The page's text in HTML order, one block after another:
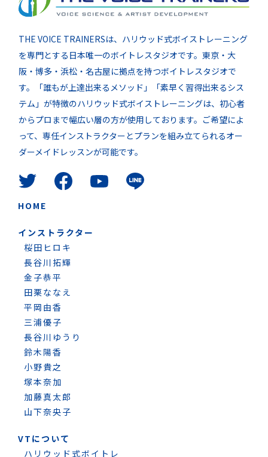
THE VOICE TRAINERSは、ハリウッド式ボイストレーニング
を専門とする日本唯一のボイトレスタジオです。東京・大
阪・博多・浜松・名古屋に拠点を持つボイトレスタジオで
す。「誰もが上達出来るメソッド」「素早く習得出来るシス
テム」が特徴のハリウッド式ボイストレーニングは、初心者
からプロまで幅広い層の方が使用しております。ご希望によ
って、専任インストラクターとプランを組み立てられるオー
ダーメイドレッスンが可能です。
HOME
インストラクター
桜田ヒロキ
長谷川拓輝
金子恭平
田栗ななえ
平岡由香
三浦優子
長谷川ゆうり
鈴木陽香
小野貴之
塚本奈加
加藤真太郎
山下奈央子
VTについて
ハリウッド式ボイトレ